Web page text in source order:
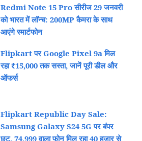
Redmi Note 15 Pro सीरीज 29 जनवरी
को भारत में लॉन्च: 200MP कैमरा के साथ
आएंगे स्मार्टफोन
Flipkart पर Google Pixel 9a मिल
रहा ₹15,000 तक सस्ता, जानें पूरी डील और
ऑफर्स
Flipkart Republic Day Sale:
Samsung Galaxy S24 5G पर बंपर
छूट, 74,999 वाला फोन मिल रहा 40 हजार से